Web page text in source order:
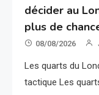
décider au
plus de
08/08/2026
Les quarts du
tactique Les